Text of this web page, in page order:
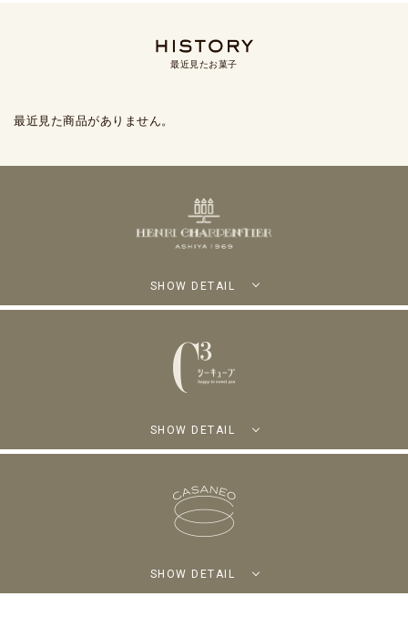
最近見たお菓子
最近見た商品がありません。
SHOW DETAIL
SHOW DETAIL
SHOW DETAIL